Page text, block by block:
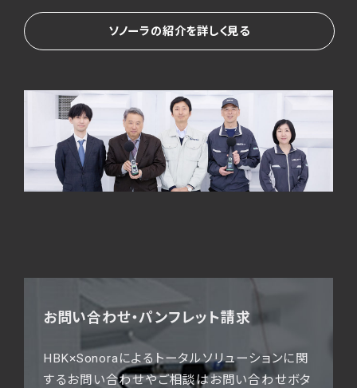
ソノーラの紹介を詳しく見る
お問い合わせ・パンフレット請求
HBK×Sonoraによるトータルソリューションに関
するお問い合わせやご相談はお問い合わせボタ